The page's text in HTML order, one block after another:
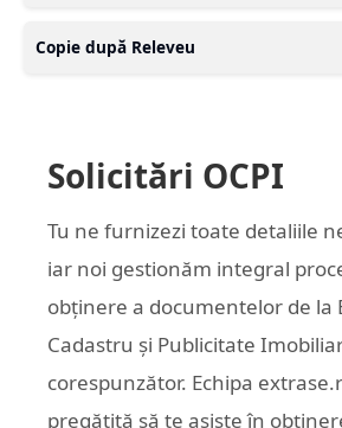
Copie după Releveu
Solicitări OCPI
Tu ne furnizezi toate detaliile
iar noi gestionăm integral
obținere a documentelor de la
Cadastru și Publicitate
corespunzător. Echipa
pregătită să te asiste în